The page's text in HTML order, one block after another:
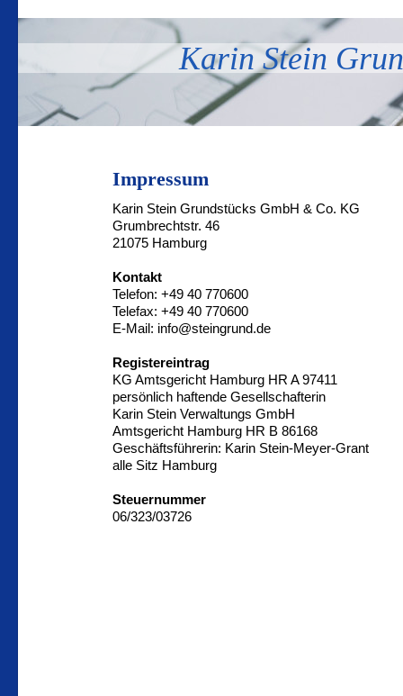
Karin Stein
Impressum
Karin Stein Grundstücks GmbH & Co. KG
Grumbrechtstr. 46
21075 Hamburg
Kontakt
Telefon: +49 40 770600
Telefax: +49 40 770600
E-Mail: info@steingrund.de
Registereintrag
KG Amtsgericht Hamburg HR A 97411
persönlich haftende Gesellschafterin
Karin Stein Verwaltungs GmbH
Amtsgericht Hamburg HR B 86168
Geschäftsführerin: Karin Stein-Meyer-Grant
alle Sitz Hamburg
Steuernummer
06/323/03726